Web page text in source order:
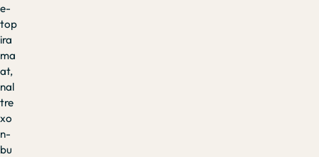
e-
top
ira
ma
at,
nal
tre
xo
n-
bu